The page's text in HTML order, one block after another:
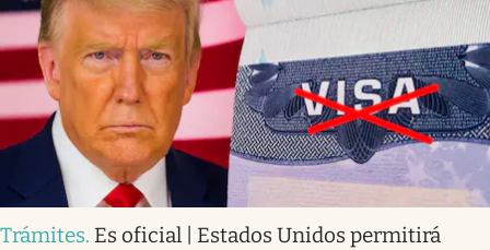
Trámites. Es oficial | Estados Unidos permitirá